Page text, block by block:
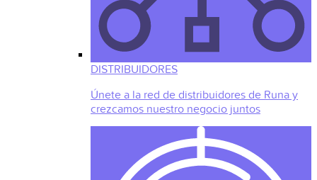
DISTRIBUIDORES
Únete a la red de distribuidores de Runa y
crezcamos nuestro negocio juntos